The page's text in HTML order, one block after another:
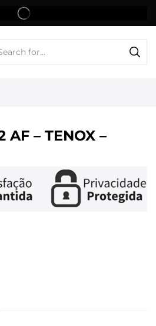
AF – TENOX –